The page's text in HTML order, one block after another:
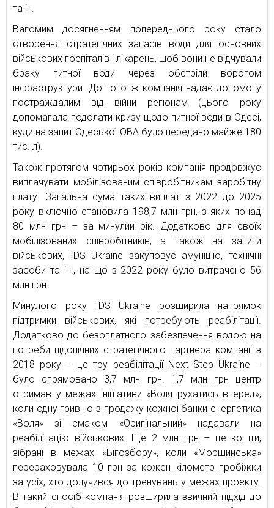
та ін.
Вагомим досягненням попереднього року стало
створення стратегічних запасів води для основних
військових госпіталів і лікарень, щоб вони не відчували
браку питної води через обстріли ворогом
інфраструктури. До того ж компанія надає допомогу
постраждалим від війни регіонам (цього року
допомагала подолати кризу щодо питної води в Одесі,
куди на запит Одеської ОВА було передано майже 180
тис. л).
Також протягом чотирьох років компанія продовжує
виплачувати мобілізованим співробітникам заробітну
плату. Загальна сума таких виплат з 2022 до 2025
року включно становила 198,7 млн грн, з яких понад
80 млн грн – за минулий рік. Додатково для своїх
мобілізованих співробітників, а також на запити
військових, IDS Ukraine закуповує амуніцію, технічні
засоби та ін., на що з 2022 року було витрачено 56
млн грн.
Минулого року IDS Ukraine розширила напрямок
підтримки військових, які потребують реабілітації.
Додатково до безоплатного забезпечення водою на
потреби підопічних стратегічного партнера компанії з
2018 року – центру реабілітації Next Step Ukraine –
було спрямовано 3,7 млн грн. 1,7 млн грн центр
отримав у межах ініціативи «Воля рухатись вперед»,
коли одну гривню з продажу кожної банки енергетика
«Воля» зі смаком «Оригінальний» надавали на
реабілітацію військових. Ще 2 млн грн – це кошти,
зібрані в межах «Бігозбору», коли «Моршинська»
перераховувала 10 грн за кожен кілометр пробіжки
за усіх, хто долучився до тренувань у межах проєкту.
В такий спосіб компанія розширила звичний підхід до